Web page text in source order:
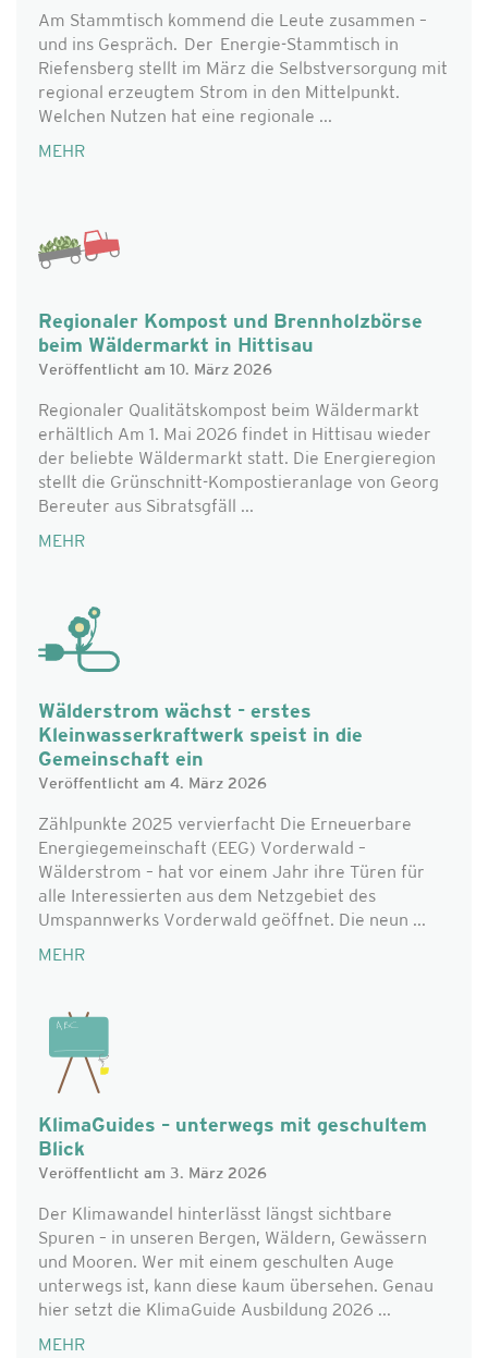
Am Stammtisch kommend die Leute zusammen –
und ins Gespräch. Der Energie-Stammtisch in
Riefensberg stellt im März die Selbstversorgung mit
regional erzeugtem Strom in den Mittelpunkt.
Welchen Nutzen hat eine regionale ...
MEHR
Regionaler Kompost und Brennholzbörse
beim Wäldermarkt in Hittisau
Veröffentlicht am 10. März 2026
Regionaler Qualitätskompost beim Wäldermarkt
erhältlich Am 1. Mai 2026 findet in Hittisau wieder
der beliebte Wäldermarkt statt. Die Energieregion
stellt die Grünschnitt-Kompostieranlage von Georg
Bereuter aus Sibratsgfäll ...
MEHR
Wälderstrom wächst - erstes
Kleinwasserkraftwerk speist in die
Gemeinschaft ein
Veröffentlicht am 4. März 2026
Zählpunkte 2025 vervierfacht Die Erneuerbare
Energiegemeinschaft (EEG) Vorderwald –
Wälderstrom – hat vor einem Jahr ihre Türen für
alle Interessierten aus dem Netzgebiet des
Umspannwerks Vorderwald geöffnet. Die neun ...
MEHR
KlimaGuides – unterwegs mit geschultem
Blick
Veröffentlicht am 3. März 2026
Der Klimawandel hinterlässt längst sichtbare
Spuren – in unseren Bergen, Wäldern, Gewässern
und Mooren. Wer mit einem geschulten Auge
unterwegs ist, kann diese kaum übersehen. Genau
hier setzt die KlimaGuide Ausbildung 2026 ...
MEHR